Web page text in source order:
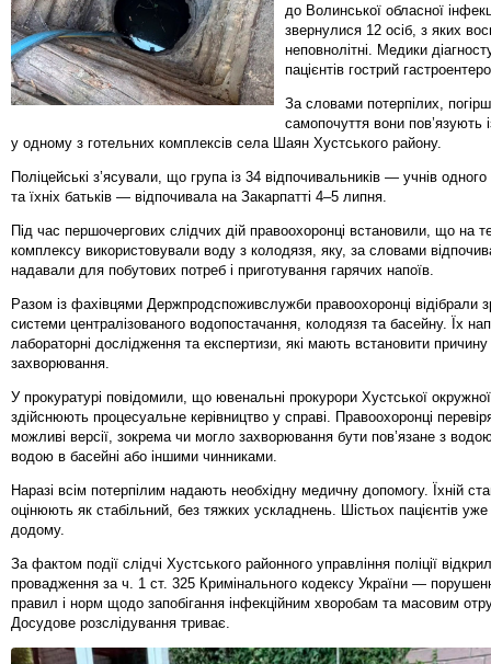
до Волинської обласної
звернулися 12 осіб, з яких
неповнолітні. Медики
пацієнтів гострий
За словами потерпілих,
самопочуття вони пов’язують
у одному з готельних комплексів села Шаян Хустського району.
Поліцейські з’ясували, що група із 34 відпочивальників — учнів одного
та їхніх батьків — відпочивала на Закарпатті 4–5 липня.
Під час першочергових слідчих дій правоохоронці встановили, що на
комплексу використовували воду з колодязя, яку, за словами
надавали для побутових потреб і приготування гарячих напоїв.
Разом із фахівцями Держпродспоживслужби правоохоронці відібрали
системи централізованого водопостачання, колодязя та басейну. Їх
лабораторні дослідження та експертизи, які мають встановити
захворювання.
У прокуратурі повідомили, що ювенальні прокурори Хустської
здійснюють процесуальне керівництво у справі. Правоохоронці
можливі версії, зокрема чи могло захворювання бути пов’язане з
водою в басейні або іншими чинниками.
Наразі всім потерпілим надають необхідну медичну допомогу. Їхній
оцінюють як стабільний, без тяжких ускладнень. Шістьох пацієнтів
додому.
За фактом події слідчі Хустського районного управління поліції
провадження за ч. 1 ст. 325 Кримінального кодексу України —
правил і норм щодо запобігання інфекційним хворобам та масовим
Досудове розслідування триває.